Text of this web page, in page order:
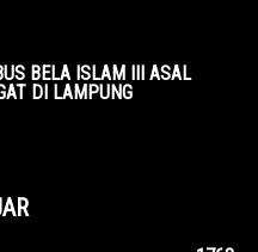
BELA ISLAM III ASAL
DI LAMPUNG